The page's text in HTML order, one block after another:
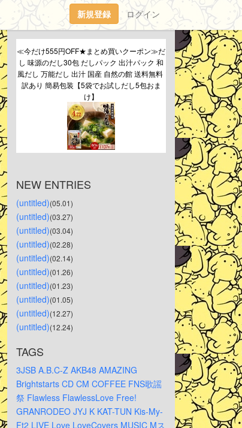
新規登録 ログイン
≪今だけ555円OFF★まとめ買いクーポン≫だ
し 味源のだし30包 だしパック 出汁パック 和
風だし 万能だし 出汁 国産 自然の館 送料無料
訳あり 簡易包装【5袋でお試しだし5包おま
け】
NEW ENTRIES
(untitled)(05.01)
(untitled)(03.27)
(untitled)(03.04)
(untitled)(02.28)
(untitled)(02.14)
(untitled)(01.26)
(untitled)(01.23)
(untitled)(01.05)
(untitled)(12.27)
(untitled)(12.24)
TAGS
3JSB A.B.C-Z AKB48 AMAZING
Brightstarts CD CM COFFEE FNS歌謡
祭 Flawless FlawlessLove Free!
GRANRODEO JYJ K KAT-TUN Kis-My-
Ft2 LIVE Love LoveCovers MUSIC Mス